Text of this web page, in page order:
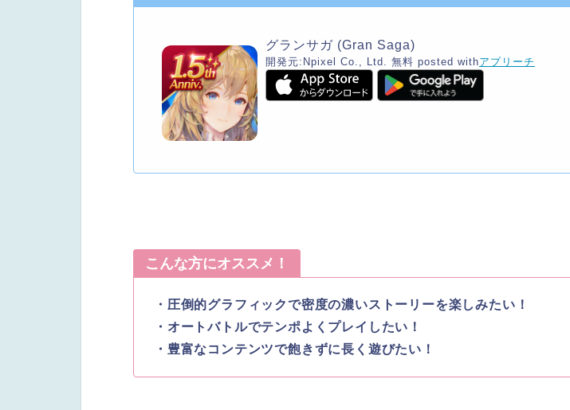
グランサガ (Gran Saga)
開発元: Npixel Co., Ltd. 無料 posted withアプリーチ
こんな方にオススメ！
・圧倒的グラフィックで密度の濃いストーリーを楽しみたい！
・オートバトルでテンポよくプレイしたい！
・豊富なコンテンツで飽きずに長く遊びたい！